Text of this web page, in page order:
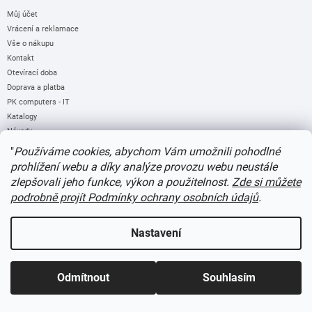
"Používáme cookies, abychom Vám umožnili pohodlné
prohlížení webu a díky analýze provozu webu neustále
zlepšovali jeho funkce, výkon a použitelnost. Zde si můžete
podrobně projít Podmínky ochrany osobních údajů.
Nastavení
Odmítnout Souhlasím
Můj účet
Vrácení a reklamace
Vše o nákupu
Kontakt
Otevírací doba
Doprava a platba
PK computers - IT
Katalogy
Návody
Recenze
Odebírat newsletter
Vložte svůj e-mail a my vám budeme zasílat informace o nových produktech na
Souhlasím se shromažďováním osobních údajů.